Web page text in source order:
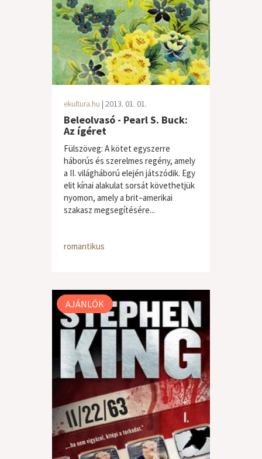
ekultura.hu | 2013. 01. 01.
Beleolvasó - Pearl S. Buck:
Az ígéret
Fülszöveg: A kötet egyszerre
háborús és szerelmes regény, amely
a II. világháború elején játszódik. Egy
elit kínai alakulat sorsát követhetjük
nyomon, amely a brit–amerikai
szakasz megsegítésére...
romantikus
AJÁNLÓK